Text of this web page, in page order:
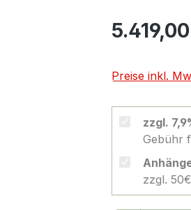
Preise inkl.
zzgl.
Gebühr
zzgl.